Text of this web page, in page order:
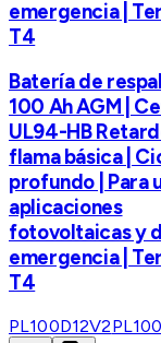
emergencia |
T4
Batería de
100 Ah AGM |
UL94-HB
flama básica |
profundo | Para
aplicaciones
fotovoltaicas y
emergencia |
T4
PL100D12V2